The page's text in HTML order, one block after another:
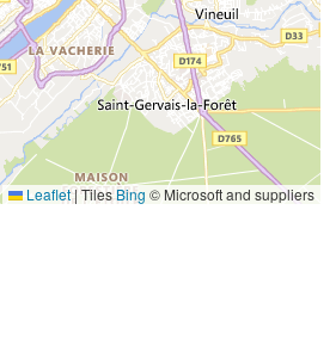
Leaflet|TilesBing © Microsoft and suppliers